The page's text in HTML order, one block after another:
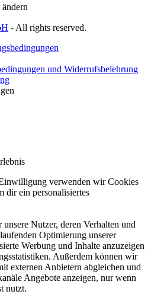
- All rights reserved.
und Widerrufsbelehrung
verwenden wir Cookies
dir ein personalisiertes
Nutzer, deren Verhalten und
Optimierung unserer
Werbung und Inhalte anzuzeigen
Außerdem können wir
externen Anbietern abgleichen und
Angebote anzeigen, nur wenn
nutzt.